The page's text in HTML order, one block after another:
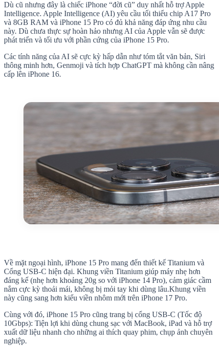
Dù cũ nhưng đây là chiếc iPhone “đời cũ” duy nhất hỗ trợ Apple
Intelligence. Apple Intelligence (AI) yêu cầu tối thiểu chip A17 Pro
và 8GB RAM và iPhone 15 Pro có đủ khả năng đáp ứng nhu cầu
này. Dù chưa thực sự hoàn hảo nhưng AI của Apple vẫn sẽ được
phát triển và tối ưu với phần cứng của iPhone 15 Pro.
Các tính năng của AI sẽ cực kỳ hấp dẫn như tóm tắt văn bản, Siri
thông minh hơn, Genmoji và tích hợp ChatGPT mà không cần nâng
cấp lên iPhone 16.
Về mặt ngoại hình, iPhone 15 Pro mang đến thiết kế Titanium và
Cổng USB-C hiện đại. Khung viền Titanium giúp máy nhẹ hơn
đáng kể (nhẹ hơn khoảng 20g so với iPhone 14 Pro), cảm giác cầm
nắm cực kỳ thoải mái, không bị mỏi tay khi dùng lâu.Khung viền
này cũng sang hơn kiểu viền nhôm mới trên iPhone 17 Pro.
Cùng với đó, iPhone 15 Pro cũng trang bị cổng USB-C (Tốc độ
10Gbps): Tiện lợi khi dùng chung sạc với MacBook, iPad và hỗ trợ
xuất dữ liệu nhanh cho những ai thích quay phim, chụp ảnh chuyên
nghiệp.